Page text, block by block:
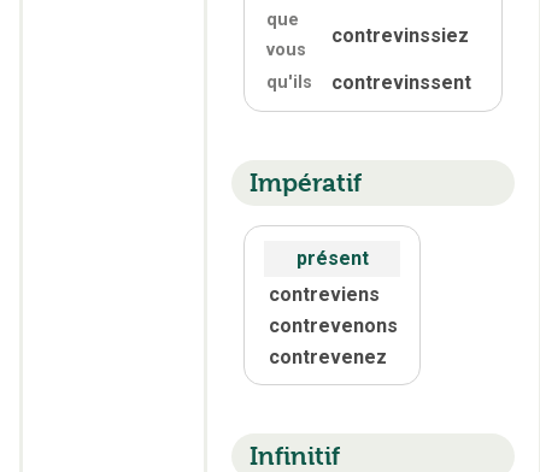
que
vous
contrevinssiez
qu'ils contrevinssent
Impératif
présent
contreviens
contrevenons
contrevenez
Infinitif